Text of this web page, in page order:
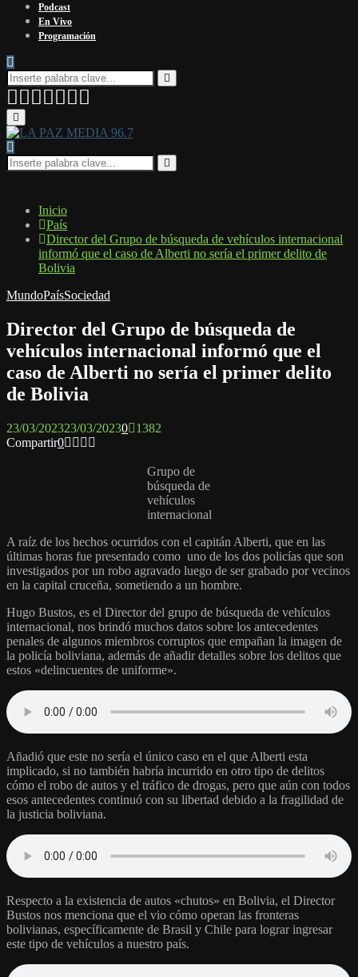
Podcast
En Vivo
Programación
Search
for:
Search
Facebook
Twitter
Instagram
Youtube
Email
Twitch
Whatsapp
Primary
Menu
Search
for:
Search
Inicio
País
Director del Grupo de búsqueda de vehículos internacional
informó que el caso de Alberti no sería el primer delito de
Bolivia
MundoPaísSociedad
Director del Grupo de búsqueda de
vehículos internacional informó que el
caso de Alberti no sería el primer delito
de Bolivia
23/03/202323/03/20230
1382
Compartir0
Grupo de
búsqueda de
vehículos
internacional
A raíz de los hechos ocurridos con el capitán Alberti, que en las
últimas horas fue presentado como uno de los dos policías que son
investigados por un robo agravado luego de ser grabado por vecinos
en la capital cruceña, sometiendo a un hombre.
Hugo Bustos, es el Director del grupo de búsqueda de vehículos
internacional, nos brindó muchos datos sobre los antecedentes
penales de algunos miembros corruptos que empañan la imagen de
la policía boliviana, además de añadir detalles sobre los delitos que
estos «delincuentes de uniforme».
Añadió que este no sería el único caso en el que Alberti esta
implicado, si no también habría incurrido en otro tipo de delitos
cómo el robo de autos y el tráfico de drogas, pero que aún con todos
esos antecedentes continuó con su libertad debido a la fragilidad de
la justicia boliviana.
Respecto a la existencia de autos «chutos» en Bolivia, el Director
Bustos nos menciona que el vio cómo operan las fronteras
bolivianas, específicamente de Brasil y Chile para lograr ingresar
este tipo de vehículos a nuestro país.